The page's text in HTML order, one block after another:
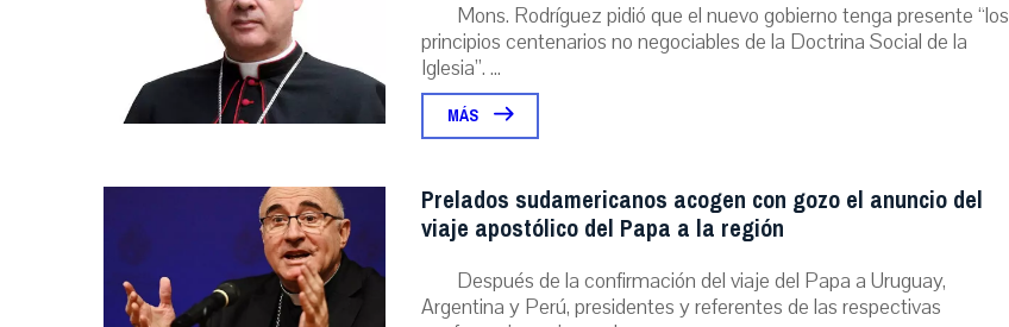
Mons. Rodríguez pidió que el nuevo gobierno tenga presente “los
principios centenarios no negociables de la Doctrina Social de la
Iglesia”. ...
MÁS
Prelados sudamericanos acogen con gozo el anuncio del
viaje apostólico del Papa a la región
Después de la confirmación del viaje del Papa a Uruguay,
Argentina y Perú, presidentes y referentes de las respectivas